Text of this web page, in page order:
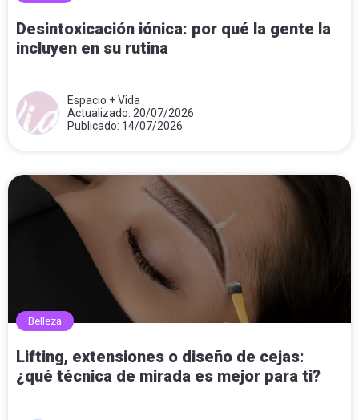
Desintoxicación iónica: por qué la gente la
incluyen en su rutina
Espacio + Vida
Actualizado: 20/07/2026
Publicado: 14/07/2026
Belleza
Lifting, extensiones o diseño de cejas:
¿qué técnica de mirada es mejor para ti?